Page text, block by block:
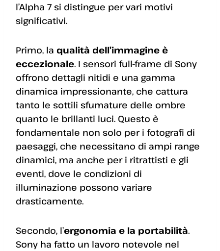
l’Alpha 7 si distingue per vari motivi
significativi.
Primo, la qualità dell’immagine è
eccezionale. I sensori full-frame di Sony
offrono dettagli nitidi e una gamma
dinamica impressionante, che cattura
tanto le sottili sfumature delle ombre
quanto le brillanti luci. Questo è
fondamentale non solo per i fotografi di
paesaggi, che necessitano di ampi range
dinamici, ma anche per i ritrattisti e gli
eventi, dove le condizioni di
illuminazione possono variare
drasticamente.
Secondo, l’ergonomia e la portabilità.
Sony ha fatto un lavoro notevole nel